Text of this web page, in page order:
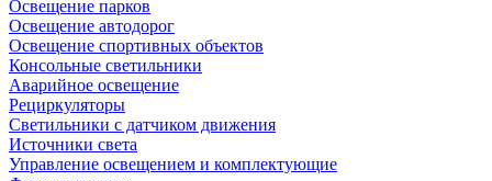
Освещение парков
Освещение автодорог
Освещение спортивных объектов
Консольные светильники
Аварийное освещение
Рециркуляторы
Светильники с датчиком движения
Источники света
Управление освещением и комплектующие